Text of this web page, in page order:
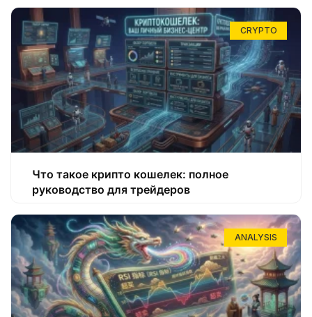
CRYPTO
Что такое крипто кошелек: полное
руководство для трейдеров
ANALYSIS